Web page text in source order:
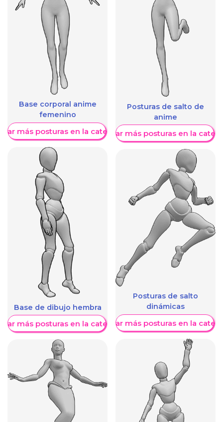
Base corporal anime
femenino
más posturas en la categoría
Base de dibujo hembra
más posturas en la categoría
Posturas de salto de
anime
Mostrar más posturas en la
Posturas de salto
dinámicas
Mostrar más posturas en la